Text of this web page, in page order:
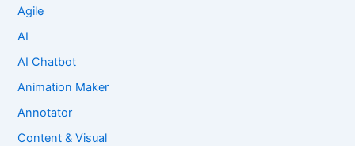
Agile
AI
AI Chatbot
Animation Maker
Annotator
Content & Visual